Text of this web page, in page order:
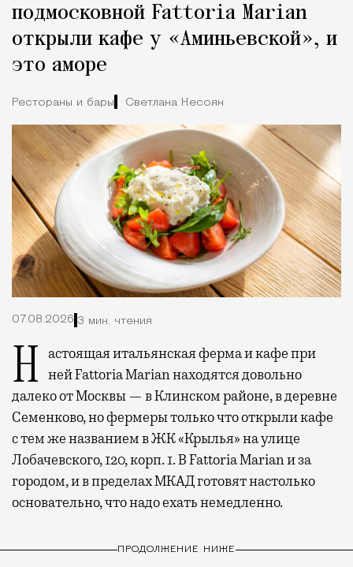
подмосковной Fattoria Marian
открыли кафе у «Аминьевской», и
это аморе
Рестораны и бары Светлана Кесоян
07.08.2026 3 мин. чтения
Настоящая итальянская ферма и кафе при ней Fattoria Marian находятся довольно
далеко от Москвы — в Клинском районе, в деревне
Семенково, но фермеры только что открыли кафе
с тем же названием в ЖК «Крылья» на улице
Лобачевского, 120, корп. 1. В Fattoria Marian и за
городом, и в пределах МКАД готовят настолько
основательно, что надо ехать немедленно.
ПРОДОЛЖЕНИЕ НИЖЕ